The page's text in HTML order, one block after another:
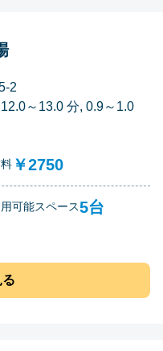
2
～13.0 分, 0.9～1.0
￥2750
可能スペース5台